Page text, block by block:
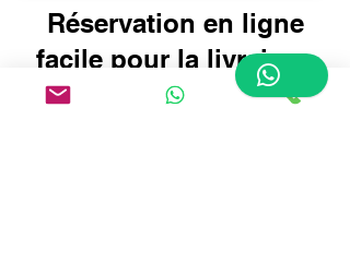
Réservation en ligne
facile pour la livraison
de bagages à l'aéroport